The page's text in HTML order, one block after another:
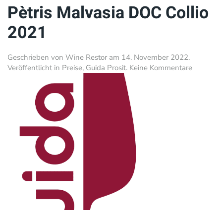
Pètris Malvasia DOC Collio
2021
Geschrieben von Wine Restor am 14. November 2022.
Veröffentlicht in Preise, Guida Prosit. Keine Kommentarezu